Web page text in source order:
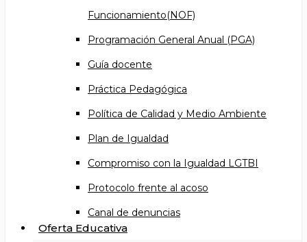
Funcionamiento(NOF)
Programación General Anual (PGA)
Guía docente
Práctica Pedagógica
Política de Calidad y Medio Ambiente
Plan de Igualdad
Compromiso con la Igualdad LGTBI
Protocolo frente al acoso
Canal de denuncias
Oferta Educativa